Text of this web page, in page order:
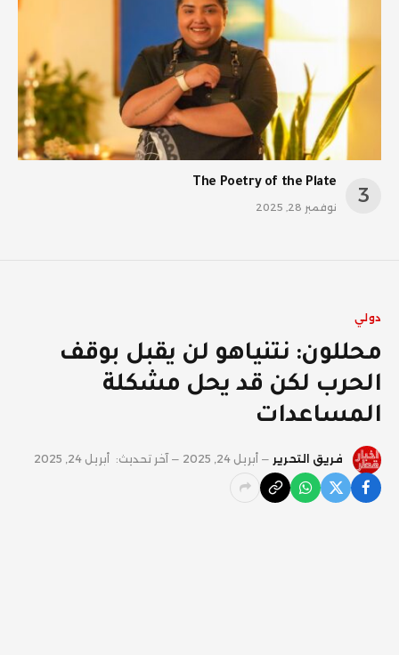
The Poetry of the Plate
نوفمبر 28, 2025
دولي
محللون: نتنياهو لن يقبل بوقف
الحرب لكن قد يحل مشكلة
المساعدات
فريق التحرير أبريل 24, 2025 آخر تحديث: أبريل 24, 2025